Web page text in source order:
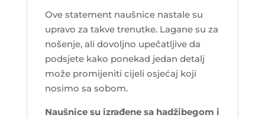
Ove statement naušnice nastale su
upravo za takve trenutke. Lagane su za
nošenje, ali dovoljno upečatljive da
podsjete kako ponekad jedan detalj
može promijeniti cijeli osjećaj koji
nosimo sa sobom.
Naušnice su izrađene sa hadžibegom i